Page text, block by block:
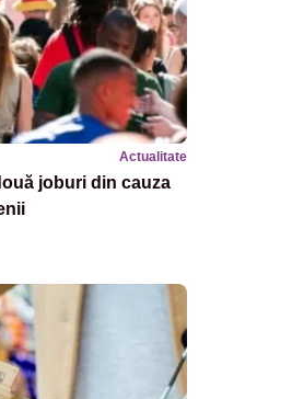
Actualitate
joburi din cauza